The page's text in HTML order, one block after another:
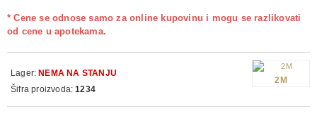
* Cene se odnose samo za online kupovinu i mogu se razlikovati
od cene u apotekama.
Lager: NEMA NA STANJU
Šifra proizvoda: 1234
2M